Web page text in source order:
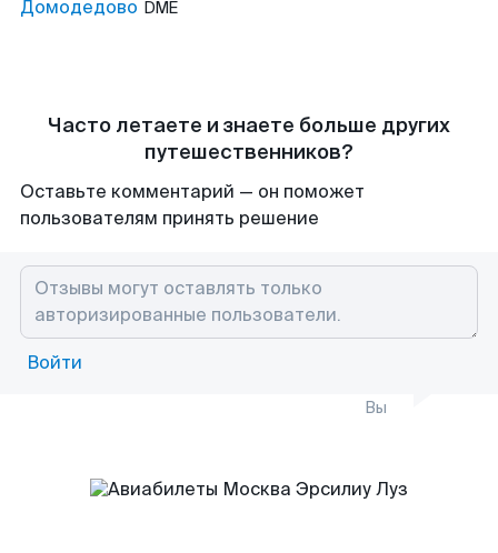
Домодедово DME
Часто летаете и знаете больше других
путешественников?
Оставьте комментарий — он поможет
пользователям принять решение
Войти
Вы